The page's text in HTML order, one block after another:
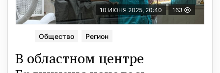
10 ИЮНЯ 2025, 20:40 163
Общество Регион
В областном центре